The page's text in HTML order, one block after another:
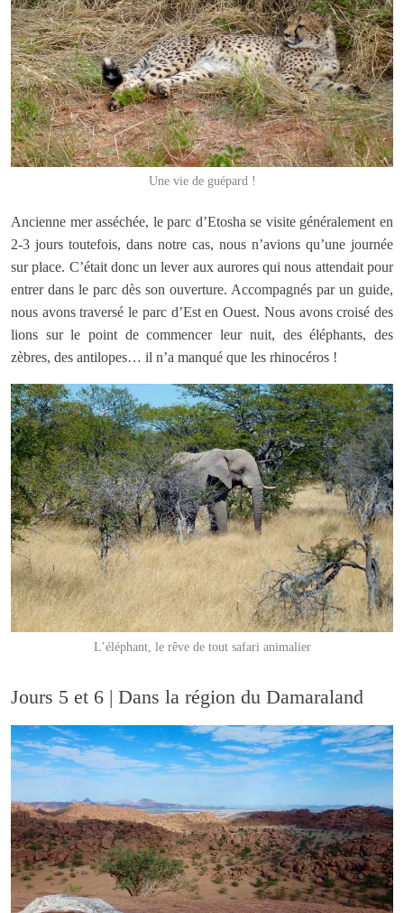
Une vie de guépard !
Ancienne mer asséchée, le parc d’Etosha se visite généralement en
2-3 jours toutefois, dans notre cas, nous n’avions qu’une journée
sur place. C’était donc un lever aux aurores qui nous attendait pour
entrer dans le parc dès son ouverture. Accompagnés par un guide,
nous avons traversé le parc d’Est en Ouest. Nous avons croisé des
lions sur le point de commencer leur nuit, des éléphants, des
zèbres, des antilopes… il n’a manqué que les rhinocéros !
L’éléphant, le rêve de tout safari animalier
Jours 5 et 6 | Dans la région du Damaraland